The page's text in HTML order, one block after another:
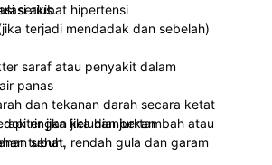
serius.
akibat hipertensi
terjadi mendadak dan sebelah)
saraf atau penyakit dalam
panas
dan tekanan darah secara ketat
ringan jika dianjurkan
sehat, rendah gula dan garam
jika keluhan bertambah atau
tubuh.